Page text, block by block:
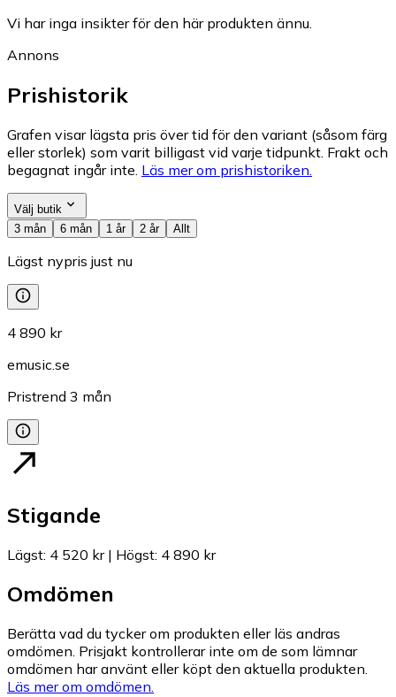
Vi har inga insikter för den här produkten ännu.
Annons
Prishistorik
Grafen visar lägsta pris över tid för den variant (såsom färg
eller storlek) som varit billigast vid varje tidpunkt. Frakt och
begagnat ingår inte. Läs mer om prishistoriken.
Välj butik
3 mån
6 mån 1 år 2 år Allt
Lägst nypris just nu
4 890 kr
emusic.se
Pristrend 3 mån
Stigande
Lägst: 4 520 kr| Högst: 4 890 kr
Omdömen
Berätta vad du tycker om produkten eller läs andras
omdömen. Prisjakt kontrollerar inte om de som lämnar
omdömen har använt eller köpt den aktuella produkten.
Läs mer om omdömen.